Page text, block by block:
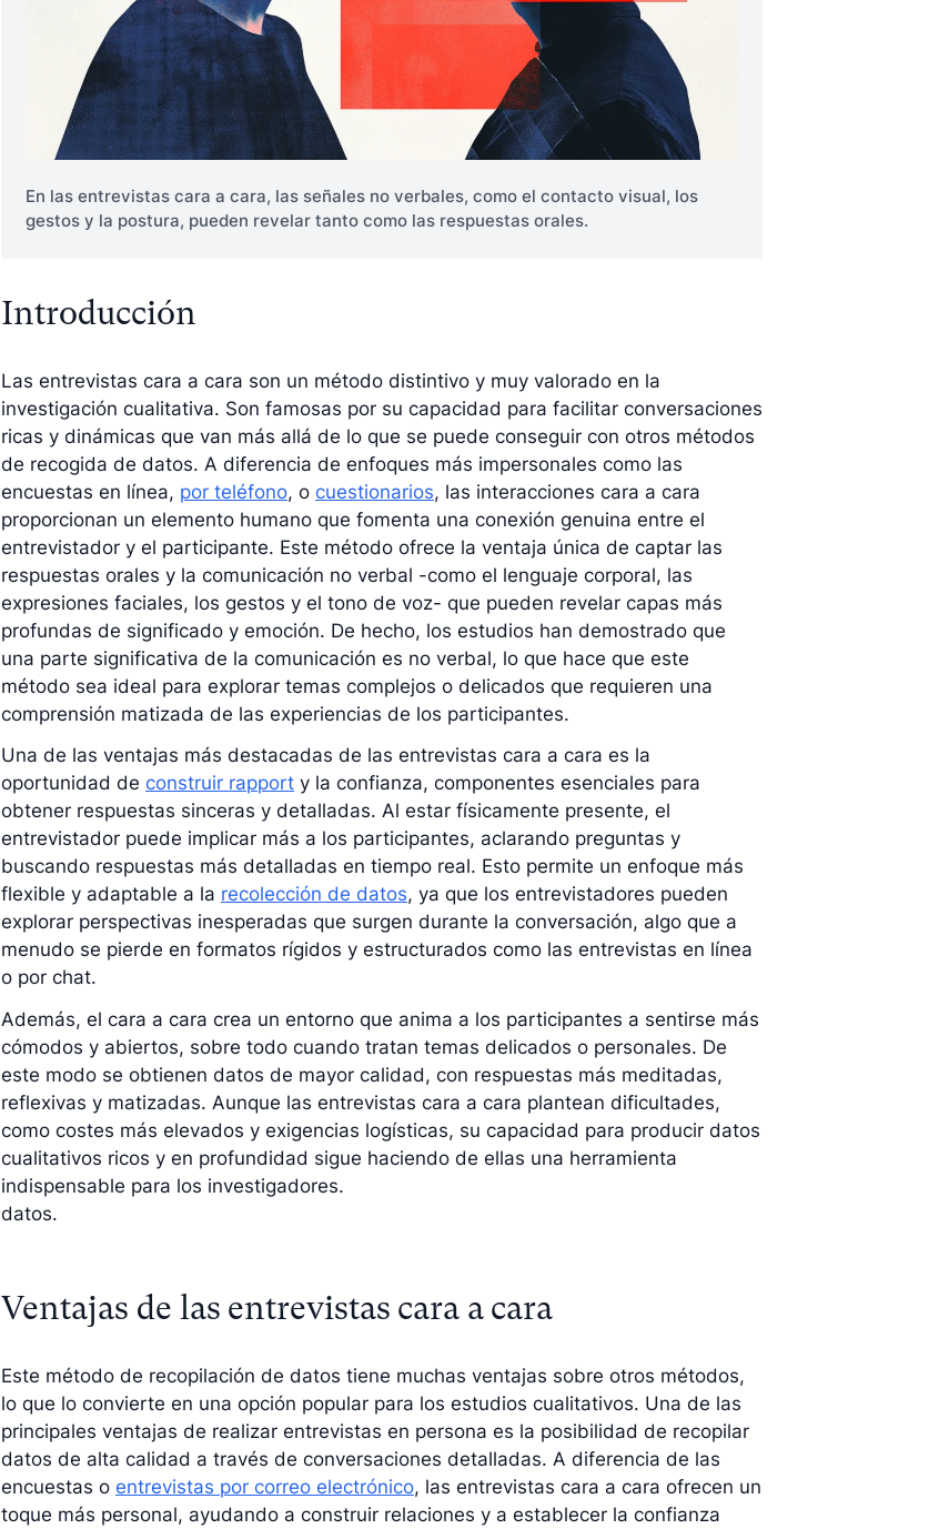
En las entrevistas cara a cara, las señales no verbales, como el contacto visual, los
gestos y la postura, pueden revelar tanto como las respuestas orales.
Introducción
Las entrevistas cara a cara son un método distintivo y muy valorado en la
investigación cualitativa. Son famosas por su capacidad para facilitar conversaciones
ricas y dinámicas que van más allá de lo que se puede conseguir con otros métodos
de recogida de datos. A diferencia de enfoques más impersonales como las
encuestas en línea, por teléfono, o cuestionarios, las interacciones cara a cara
proporcionan un elemento humano que fomenta una conexión genuina entre el
entrevistador y el participante. Este método ofrece la ventaja única de captar las
respuestas orales y la comunicación no verbal -como el lenguaje corporal, las
expresiones faciales, los gestos y el tono de voz- que pueden revelar capas más
profundas de significado y emoción. De hecho, los estudios han demostrado que
una parte significativa de la comunicación es no verbal, lo que hace que este
método sea ideal para explorar temas complejos o delicados que requieren una
comprensión matizada de las experiencias de los participantes.
Una de las ventajas más destacadas de las entrevistas cara a cara es la
oportunidad de construir rapporty la confianza, componentes esenciales para
obtener respuestas sinceras y detalladas. Al estar físicamente presente, el
entrevistador puede implicar más a los participantes, aclarando preguntas y
buscando respuestas más detalladas en tiempo real. Esto permite un enfoque más
flexible y adaptable a la recolección de datos, ya que los entrevistadores pueden
explorar perspectivas inesperadas que surgen durante la conversación, algo que a
menudo se pierde en formatos rígidos y estructurados como las entrevistas en línea
o por chat.
Además, el cara a cara crea un entorno que anima a los participantes a sentirse más
cómodos y abiertos, sobre todo cuando tratan temas delicados o personales. De
este modo se obtienen datos de mayor calidad, con respuestas más meditadas,
reflexivas y matizadas. Aunque las entrevistas cara a cara plantean dificultades,
como costes más elevados y exigencias logísticas, su capacidad para producir datos
cualitativos ricos y en profundidad sigue haciendo de ellas una herramienta
indispensable para los investigadores.
datos.
Ventajas de las entrevistas cara a cara
Este método de recopilación de datos tiene muchas ventajas sobre otros métodos,
lo que lo convierte en una opción popular para los estudios cualitativos. Una de las
principales ventajas de realizar entrevistas en persona es la posibilidad de recopilar
datos de alta calidad a través de conversaciones detalladas. A diferencia de las
encuestas o entrevistas por correo electrónico, las entrevistas cara a cara ofrecen un
toque más personal, ayudando a construir relaciones y a establecer la confianza